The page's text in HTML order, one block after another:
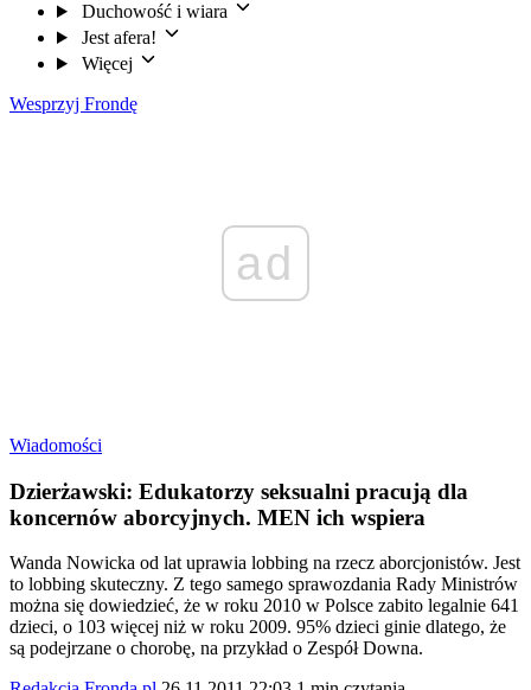
Duchowość i wiara
Jest afera!
Więcej
Wesprzyj Frondę
ad
Wiadomości
Dzierżawski: Edukatorzy seksualni pracują dla
koncernów aborcyjnych. MEN ich wspiera
Wanda Nowicka od lat uprawia lobbing na rzecz aborcjonistów. Jest
to lobbing skuteczny. Z tego samego sprawozdania Rady Ministrów
można się dowiedzieć, że w roku 2010 w Polsce zabito legalnie 641
dzieci, o 103 więcej niż w roku 2009. 95% dzieci ginie dlatego, że
są podejrzane o chorobę, na przykład o Zespół Downa.